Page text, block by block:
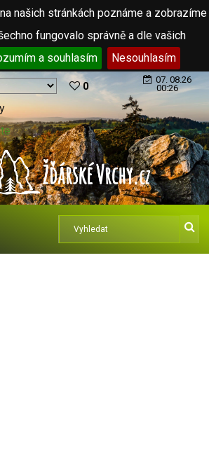
našich stránkách poznáme a zobrazíme
fungovalo správně a dle vašich
a souhlasím Nesouhlasím
0
07. 08.26
00:26